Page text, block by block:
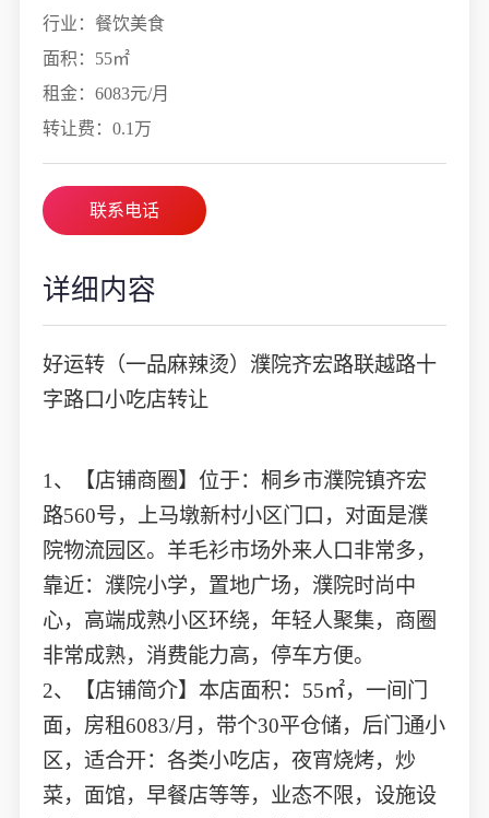
行业：餐饮美食
面积：55㎡
租金：6083元/月
转让费：0.1万
联系电话
详细内容
好运转（一品麻辣烫）濮院齐宏路联越路十
字路口小吃店转让
1、【店铺商圈】位于：桐乡市濮院镇齐宏
路560号，上马墩新村小区门口，对面是濮
院物流园区。羊毛衫市场外来人口非常多，
靠近：濮院小学，置地广场，濮院时尚中
心，高端成熟小区环绕，年轻人聚集，商圈
非常成熟，消费能力高，停车方便。
2、【店铺简介】本店面积：55㎡，一间门
面，房租6083/月，带个30平仓储，后门通小
区，适合开：各类小吃店，夜宵烧烤，炒
菜，面馆，早餐店等等，业态不限，设施设